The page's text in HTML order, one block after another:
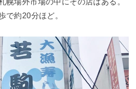
で約20分ほど。